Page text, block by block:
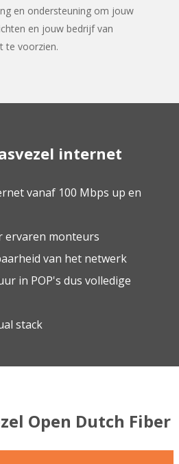
en ondersteuning om jouw
en jouw bedrijf van
te voorzien.
internet
vanaf 100 Mbps up en
ervaren monteurs
van het netwerk
in POP's dus volledige
stack
Open Dutch Fiber